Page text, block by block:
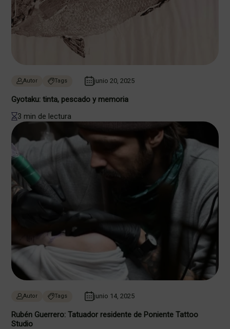
Autor Tags junio 20, 2025
Gyotaku: tinta, pescado y memoria
3 min de lectura
Autor Tags junio 14, 2025
Rubén Guerrero: Tatuador residente de Poniente Tattoo
Studio